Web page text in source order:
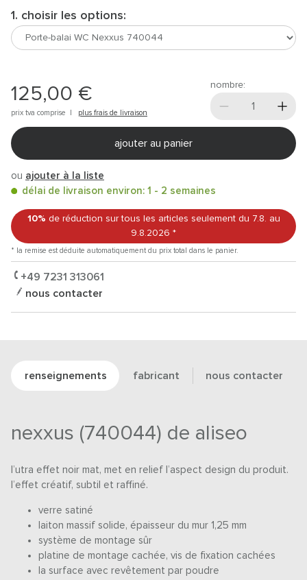
1. choisir les options:
125,00 €
prix tva comprise | plus frais de livraison
nombre:
ajouter au panier
ou ajouter à la liste
délai de livraison environ: 1 - 2 semaines
10% de réduction sur tous les articles seulement du 7.8. au
9.8.2026 *
* la remise est déduite automatiquement du prix total dans le panier.
+49 7231 313061
nous contacter
renseignements fabricant nous contacter
nexxus (740044) de aliseo
l’utra effet noir mat, met en relief l’aspect design du produit.
l’effet créatif, subtil et raffiné.
verre satiné
laiton massif solide, épaisseur du mur 1,25 mm
système de montage sûr
platine de montage cachée, vis de fixation cachées
la surface avec revêtement par poudre